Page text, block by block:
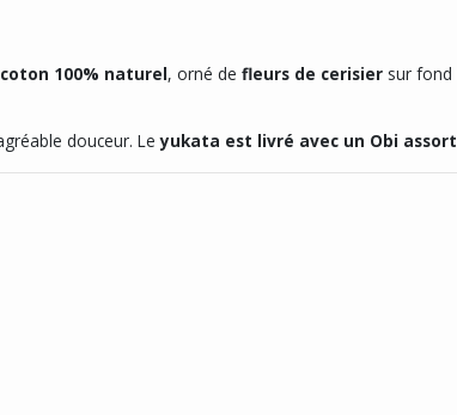
coton 100% naturel, orné de fleurs de cerisier sur fond
douceur. Leyukata est livré avec un Obi